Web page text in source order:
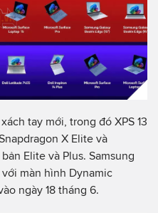
tay mới, trong đó XPS 13
X Elite và
Elite và Plus. Samsung
màn hình Dynamic
ngày 18 tháng 6.